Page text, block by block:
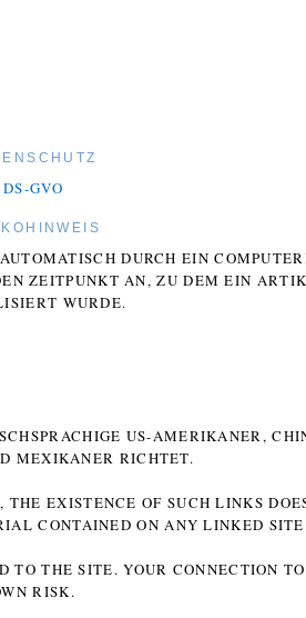
DS-GVO
DURCH EIN
ZEITPUNKT AN, ZU DEM EIN
WURDE.
US-AMERIKANER,
MEXIKANER RICHTET.
EXISTENCE OF SUCH LINKS
CONTAINED ON ANY LINKED
TO THE SITE. YOUR CONNECTION
RISK.